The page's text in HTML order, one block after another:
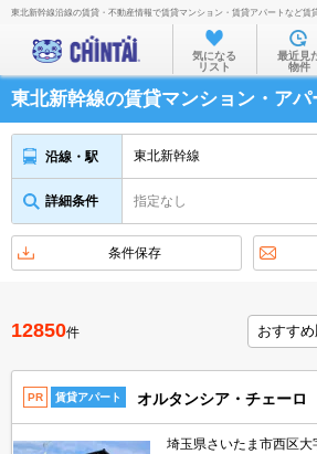
お部屋を探す
沿線・駅から
住所から
物件特集か
不動産会社
TOP
東北新幹線沿線の賃貸・不動産情報で賃貸マンション・賃貸アパートなど賃
気になる
リスト
最近見
物件
東北新幹線の賃貸マンション・アパ
沿線・駅 東北新幹線
詳細条件 指定なし
条件保存
12850件
PR 賃貸アパート オルタンシア・チェーロ
埼玉県さいたま市西区大